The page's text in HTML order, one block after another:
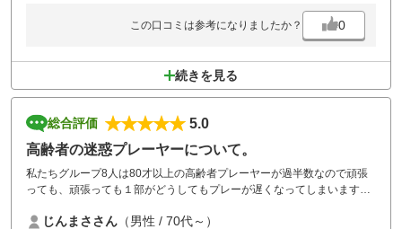
この口コミは参考になりましたか？ 0
続きを見る
総合評価
5.0
高齢者の迷惑プレーヤーについて。
私たちグループ8人は80才以上の高齢者プレーヤーが過半数なので頑張
っても、頑張っても１部がどうしてもプレーが遅くなってしまいます。
当者の態度についてですがティグランドの打者の近くに立って見つめら
じんまささん （男性 / 70代～）